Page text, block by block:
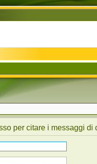
per citare i messaggi di